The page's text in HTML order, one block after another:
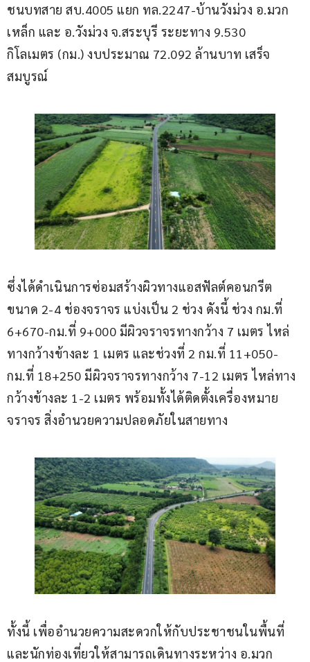
ชนบทสาย สบ.4005 แยก ทล.2247-บ้านวังม่วง อ.มวก
เหล็ก และ อ.วังม่วง จ.สระบุรี ระยะทาง 9.530
กิโลเมตร (กม.) งบประมาณ 72.092 ล้านบาท เสร็จ
สมบูรณ์
ซึ่งได้ดำเนินการซ่อมสร้างผิวทางแอสฟัลต์คอนกรีต
ขนาด 2-4 ช่องจราจร แบ่งเป็น 2 ช่วง ดังนี้ ช่วง กม.ที่
6+670-กม.ที่ 9+000 มีผิวจราจรทางกว้าง 7 เมตร ไหล่
ทางกว้างข้างละ 1 เมตร และช่วงที่ 2 กม.ที่ 11+050-
กม.ที่ 18+250 มีผิวจราจรทางกว้าง 7-12 เมตร ไหล่ทาง
กว้างข้างละ 1-2 เมตร พร้อมทั้งได้ติดตั้งเครื่องหมาย
จราจร สิ่งอำนวยความปลอดภัยในสายทาง
ทั้งนี้ เพื่ออำนวยความสะดวกให้กับประชาชนในพื้นที่
และนักท่องเที่ยวให้สามารถเดินทางระหว่าง อ.มวก